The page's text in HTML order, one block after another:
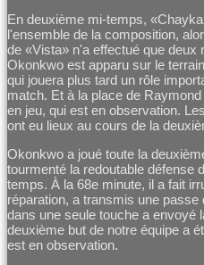
En deuxième mi-temps,
l'ensemble de la composition,
de «Vista» n'a effectué que
Okonkwo est apparu sur le
qui jouera plus tard un rôle
match. Et à la place de
en jeu, qui est en observation.
ont eu lieux au cours de la
Okonkwo a joué toute la
tourmenté la redoutable défense
temps. À la 68e minute, il a fait
réparation, a transmis une
dans une seule touche a envoyé
deuxième but de notre équipe a
est en observation.